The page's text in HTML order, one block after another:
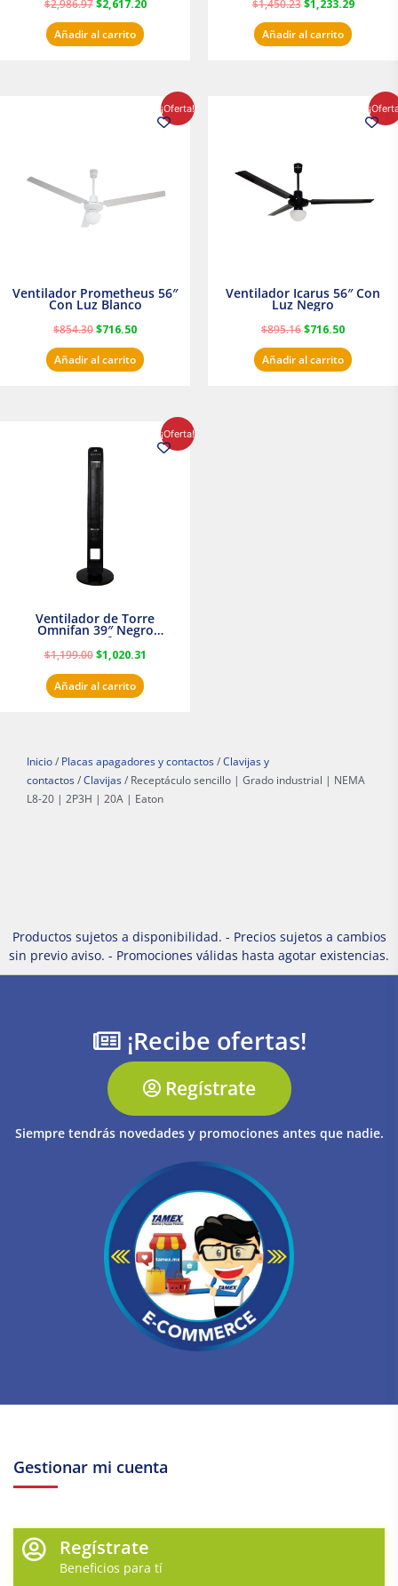
$2,986.97 $2,617.20
Añadir al carrito
$1,450.23 $1,233.29
Añadir al carrito
¡Oferta!
Ventilador Prometheus 56″
Con Luz Blanco
$854.30$716.50
precio
actual
Añadir al carrito
Ventilador Icarus 56″ Con
Luz Negro
$895.16$716.50
precio
actual
Añadir al carrito
¡Oferta!
Ventilador de Torre
Omnifan 39″ Negro
Masterfan
$1,199.00
original
era:
$1,020.31
precio
actual
Añadir al carrito
Inicio / Placas apagadores y contactos / Clavijas y
contactos / Clavijas / Receptáculo sencillo | Grado industrial | NEMA
L8-20 | 2P3H | 20A | Eaton
Productos sujetos a disponibilidad. - Precios sujetos a cambios
sin previo aviso. - Promociones válidas hasta agotar existencias.
¡Recibe ofertas!
Regístrate
Siempre tendrás novedades y promociones antes que nadie.
Gestionar mi cuenta
Regístrate
Beneficios para tí